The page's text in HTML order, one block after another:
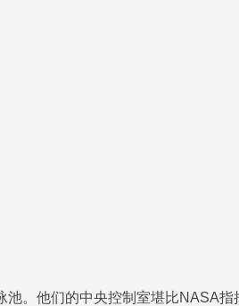
。他们的中央控制室堪比NASA指